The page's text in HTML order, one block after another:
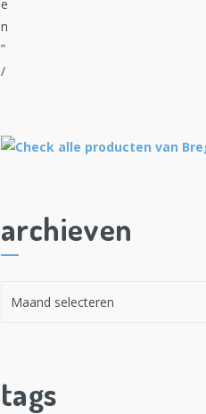
archieven
e
tags